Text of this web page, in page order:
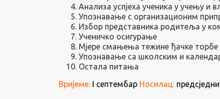
Анализа успјеха ученика у учењу и
Упознавање с организационим
Избор представника родитеља у
Ученичко осигурање
Мјере смањења тежине ђачке торбе
Упознавање са школским и
Остала питања
Вријеме: I септембар Носилац: